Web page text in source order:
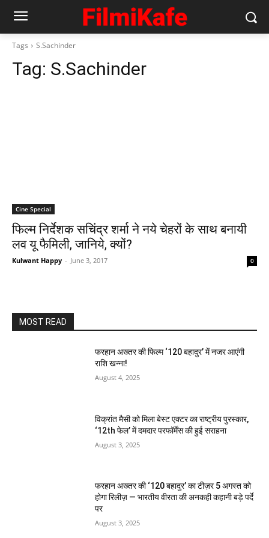
Tags S.Sachinder
Tag: S.Sachinder
Cine Special
फिल्‍म निर्देशक सचिंद्र शर्मा ने नये चेहरों के साथ बनायी
लव यू फैमिली, जानिये, क्‍यों?
Kulwant Happy - June 3, 2017 0
MOST READ
फरहान अख्तर की फिल्म ‘120 बहादुर’ में नजर आएंगी
राशि खन्ना!
August 4, 2025
विक्रांत मैसी को मिला बेस्ट एक्टर का राष्ट्रीय पुरस्कार,
‘12th फेल’ में दमदार परफॉर्मेंस की हुई सराहना
August 3, 2025
फरहान अख्तर की ‘120 बहादुर’ का टीज़र 5 अगस्त को
होगा रिलीज़ — भारतीय वीरता की अनकही कहानी बड़े पर्दे
पर
August 3, 2025